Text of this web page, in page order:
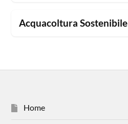
Acquacoltura Sostenibile
Home